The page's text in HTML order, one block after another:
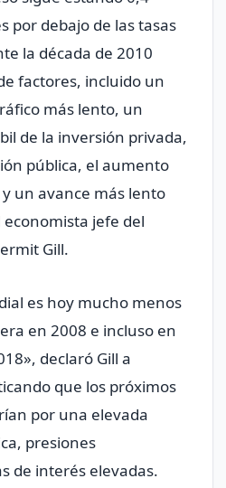
por debajo de las tasas
la década de 2010
factores, incluido un
más lento, un
de la inversión privada,
pública, el aumento
un avance más lento
jefe del
Gill.
es hoy mucho menos
en 2008 e incluso en
declaró Gill a
que los próximos
por una elevada
presiones
de interés elevadas.